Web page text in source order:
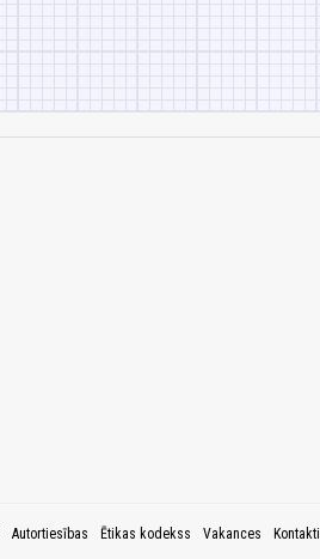
Autortiesības Ētikas kodekss Vakances Kontakti